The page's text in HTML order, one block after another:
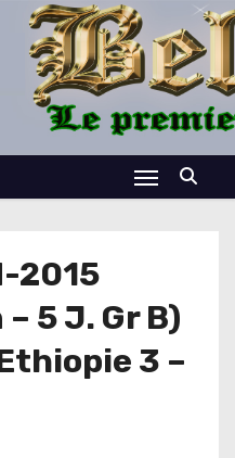
2015
5 J. Gr B)
3 –